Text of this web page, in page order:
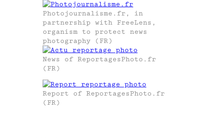
Photojournalisme.fr, in
partnership with FreeLens,
organism to protect news
photography (FR)
News of ReportagesPhoto.fr
(FR)
Report of ReportagesPhoto.fr
(FR)